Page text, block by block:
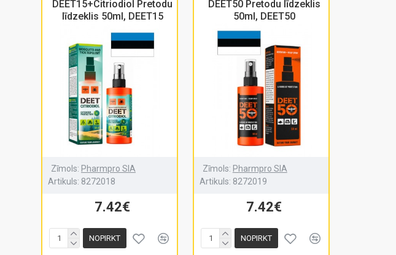
DEET15+Citriodiol Pretodu
līdzeklis 50ml, DEET15
Zīmols: Pharmpro SIA
Artikuls: 8272018
7.42€
NOPIRKT
DEET50 Pretodu līdzeklis
50ml, DEET50
Zīmols: Pharmpro SIA
Artikuls: 8272019
7.42€
NOPIRKT